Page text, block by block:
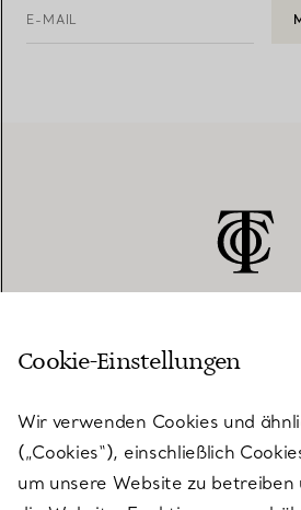
E-MAIL
KUNDENSERVICE
SERVICES
Cookie-Einstellungen
Wir verwenden Cookies und
(„Cookies“), einschließlich
um unsere Website zu betreiben